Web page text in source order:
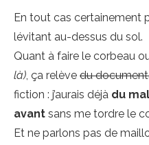
En tout cas certainement
lévitant au-dessus du sol.
Quant à faire le corbeau
là), ça relève du
fiction : j’aurais déjà du
avant sans me tordre le
Et ne parlons pas de